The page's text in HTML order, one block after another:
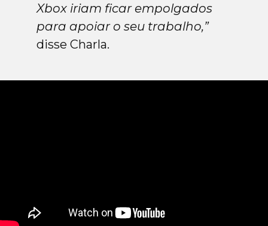
Xbox iriam ficar empolgados
para apoiar o seu trabalho,”
disse Charla.